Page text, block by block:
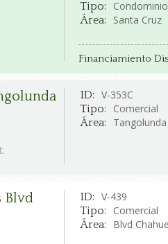
Tipo: Condominio
Área: Santa Cruz
Financiamiento
ID: V-353C
Tipo: Comercial
Área: Tangolunda
Blvd
ID: V-439
Tipo: Comercial
Área: Blvd Chahue